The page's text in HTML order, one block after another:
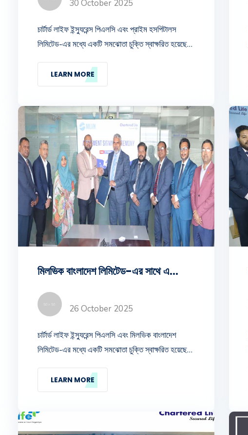
30 October 2025
চার্টার্ড লাইফ ইন্স্যুরেন্স পিএলসি এবং প্রাইম হসপিটালস
লিমিটেড-এর মধ্যে একটি সমঝোতা চুক্তি স্বাক্ষরিত হয়েছে।
(ভারপ্রাপ্ত) জনাব মোহাম্মদ এমদাদ উল্ল্যাহ এবং প্রাইম
হসপিটালস লিমিটেড-এর সিইও জনাব ড. মেসবাউস সালেহিন
LEARN MORE
মিলভিক বাংলাদেশ লিমিটেড-এর সাথে একটি সমঝোতা চুক্তি স্বাক্ষরিত
26 October 2025
চার্টার্ড লাইফ ইন্স্যুরেন্স পিএলসি এবং মিলভিক বাংলাদেশ
লিমিটেড-এর মধ্যে একটি সমঝোতা চুক্তি স্বাক্ষরিত হয়েছে।
(ভারপ্রাপ্ত) জনাব মোহাম্মদ এমদাদ উল্ল্যাহ এবং মিলভিক
বাংলাদেশ লিমিটেড-এর কান্ট্রি ম্যানেজার জনাব মোঃ শিহাব
LEARN MORE